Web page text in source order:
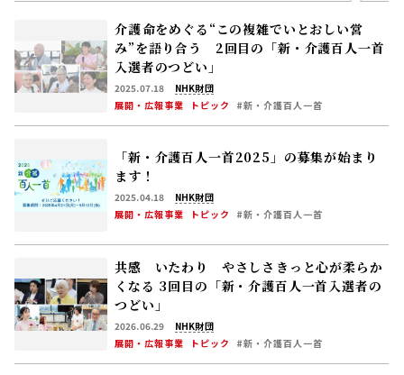
介護――命をめぐる“この複雑でいとおしい営
み”を語り合う 2回目の「新・介護百人一首
入選者のつどい」
2025.07.18
NHK財団
展開・広報事業
トピック #新・介護百人一首
「新・介護百人一首2025」の募集が始まり
ます！
2025.04.18
NHK財団
展開・広報事業
トピック #新・介護百人一首
共感 いたわり やさしさ――きっと心が柔らか
くなる 3回目の「新・介護百人一首入選者の
つどい」
2026.06.29
NHK財団
展開・広報事業
トピック #新・介護百人一首